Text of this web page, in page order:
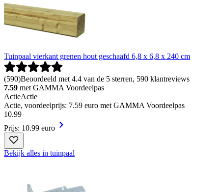
Tuinpaal vierkant grenen hout geschaafd 6,8 x 6,8 x 240 cm
(590)Beoordeeld met 4.4 van de 5 sterren, 590 klantreviews
7.59 met GAMMA Voordeelpas
ActieActie
Actie, voordeelprijs: 7.59 euro met GAMMA Voordeelpas
10.99
Prijs: 10.99 euro
Bekijk alles in tuinpaal